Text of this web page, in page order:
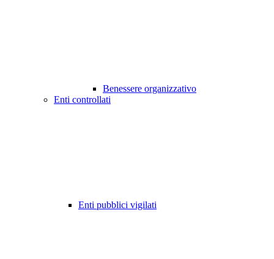
Benessere organizzativo
Enti controllati
Enti pubblici vigilati